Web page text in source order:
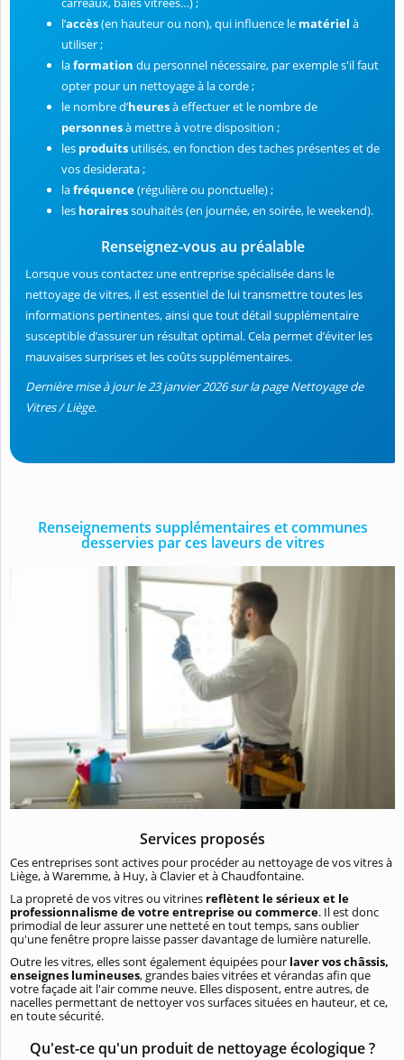
l’accès(en hauteur ou non), qui influence le matériel à
utiliser ;
laformation du personnel nécessaire, par exemple s'il faut
opter pour un nettoyage à la corde ;
le nombre d’heuresà effectuer et le nombre de
personnesà mettre à votre disposition ;
les produits utilisés, en fonction des taches présentes et de
vos desiderata ;
lafréquence(régulière ou ponctuelle) ;
les horairessouhaités (en journée, en soirée, le weekend).
Renseignez-vous au préalable
Lorsque vous contactez une entreprise spécialisée dans le
nettoyage de vitres, il est essentiel de lui transmettre toutes les
informations pertinentes, ainsi que tout détail supplémentaire
susceptible d’assurer un résultat optimal. Cela permet d’éviter les
mauvaises surprises et les coûts supplémentaires.
Dernière mise à jour le 23 janvier 2026 sur la page Nettoyage de
Vitres / Liège.
Renseignements supplémentaires et communes
desservies par ces laveurs de vitres
Services proposés
Ces entreprises sont actives pour procéder au nettoyage de vos vitres à
Liège, à Waremme, à Huy, à Clavier et à Chaudfontaine.
La propreté de vos vitres ou vitrines reflètent le sérieux et le
professionnalisme de votre entreprise ou commerce. Il est donc
primodial de leur assurer une netteté en tout temps, sans oublier
qu'une fenêtre propre laisse passer davantage de lumière naturelle.
Outre les vitres, elles sont également équipées pour laver vos châssis,
enseignes lumineuses, grandes baies vitrées et vérandas afin que
votre façade ait l'air comme neuve. Elles disposent, entre autres, de
nacelles permettant de nettoyer vos surfaces situées en hauteur, et ce,
en toute sécurité.
Qu'est-ce qu'un produit de nettoyage écologique ?